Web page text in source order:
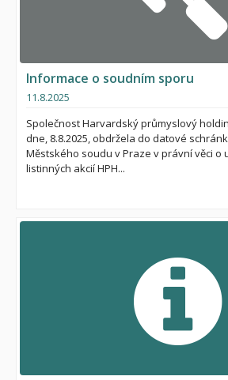
Informace o soudním sporu
11.8.2025
Společnost Harvardský průmyslový
dne, 8.8.2025, obdržela do datové
Městského soudu v Praze v právní věci o
listinných akcií HPH...